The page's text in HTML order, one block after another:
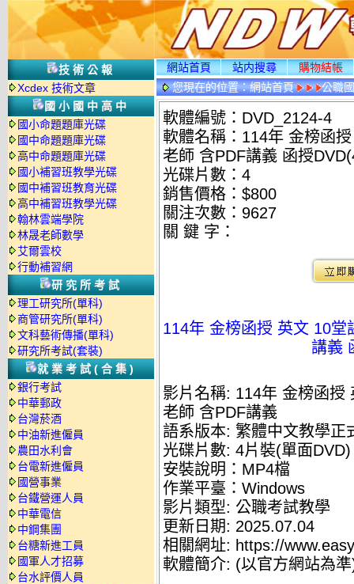
技術公報
Xcdex 技術文章
國小國中高中
國小命題題庫光碟
國中命題題庫光碟
高中命題題庫光碟
國小補習班教學光碟
國中補習班教育光碟
高中補習班教學光碟
翰林雲端學院
林晟老師數學
艾爾雲校
行動補習網
研究所考試
理工研究所(單科)
商管研究所(單科)
文科藝術傳播(單科)
研究所考試(套裝)
就業考試(合集)
銀行考試
中華郵政
台灣菸酒
中油新進僱員
農田水利會
台電新進僱員
國營事業
台鐵營運人員
中華電信
中鋼集團
台糖新進工員
國軍人才招募
台水評價人員
網站首頁 站内搜尋
購物結帳
您現在的位置：網站首頁 公職
軟體編號：DVD_2124-4
軟體名稱：114年 金榜函
老師 含PDF講義 函授
光碟片數：4
銷售價格：$800
關注次數： 9627
關 鍵 字：
114年 金榜函授 英文 10
講義
影片名稱: 114年 金榜函授
老師 含PDF講義
語系版本: 繁體中文教學正
光碟片數: 4片裝(單面DVD)
安裝說明：MP4檔
作業平臺：Windows
影片類型: 公職考試教學
更新日期: 2025.07.04
相關網址: https://
軟體簡介: (以官方網站為